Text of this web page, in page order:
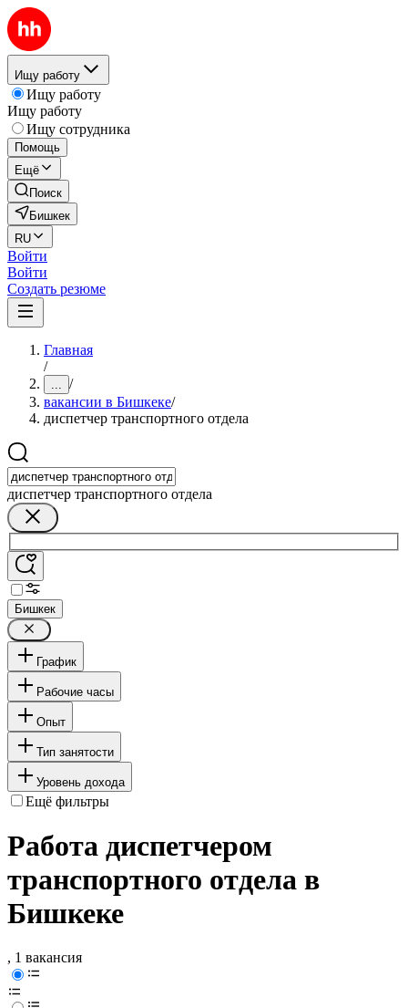
Ищу работу
Ищу работу
Ищу работу
Ищу сотрудника
Помощь
Ещё
Поиск
Бишкек
RU
Войти
Войти
Создать резюме
Главная
/
... /
вакансии в Бишкеке/
диспетчер транспортного отдела
диспетчер транспортного отдела
Бишкек
График
Рабочие часы
Опыт
Тип занятости
Уровень дохода
Ещё фильтры
Работа диспетчером
транспортного отдела в
Бишкеке
, 1 вакансия